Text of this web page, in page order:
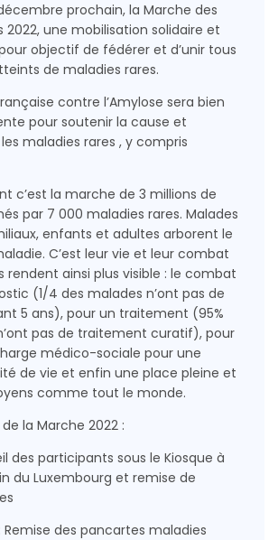
prochain, la Marche des
2022, une mobilisation solidaire et
objectif de fédérer et d’unir tous
de maladies rares.
contre l’Amylose sera bien
pour soutenir la cause et
maladies rares , y compris
c’est la marche de 3 millions de
par 7 000 maladies rares. Malades
enfants et adultes arborent le
C’est leur vie et leur combat
rendent ainsi plus visible : le combat
(1/4 des malades n’ont pas de
5 ans), pour un traitement (95%
pas de traitement curatif), pour
médico-sociale pour une
de vie et enfin une place pleine et
comme tout le monde.
la Marche 2022 :
des participants sous le Kiosque à
du Luxembourg et remise de
: Remise des pancartes maladies